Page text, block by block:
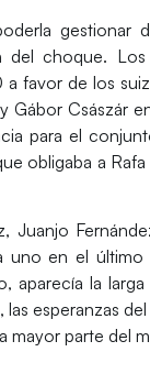
gestionar
del choque. Los
a favor de los
y Gábor Császár
para el
obligaba a Rafa
Juanjo
uno en el
aparecía la
esperanzas
mayor parte del